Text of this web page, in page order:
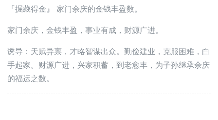
『掘藏得金』 家门余庆的金钱丰盈数。
家门余庆，金钱丰盈，事业有成，财源广进。
诱导：天赋异禀，才略智谋出众。勤俭建业，克服困难，白
手起家。财源广进，兴家积蓄，到老愈丰，为子孙继承余庆
的福运之数。